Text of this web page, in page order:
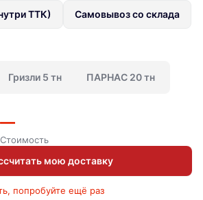
ТТК) Самовывоз со склада
Гризли 5 тн ПАРНАС 20 тн
—
Стоимость
мою доставку
попробуйте ещё раз